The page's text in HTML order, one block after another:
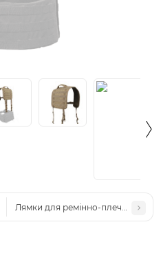
системи (РПС) Kiborg
Лямки для ремінно-плечової